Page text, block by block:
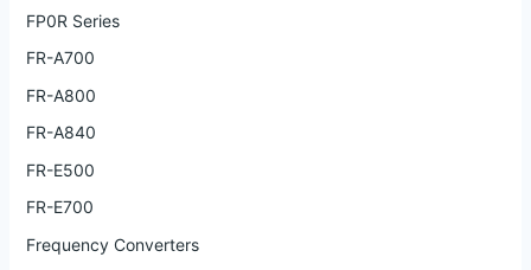
FP0R Series
FR-A700
FR-A800
FR-A840
FR-E500
FR-E700
Frequency Converters